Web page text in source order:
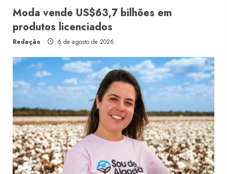
Moda vende US$63,7 bilhões em
produtos licenciados
Redação 6 de agosto de 2026